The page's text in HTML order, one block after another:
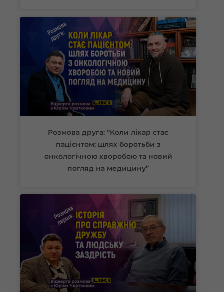
Розмова друга: “Коли лікар стає
пацієнтом: шлях боротьби з
онкологічною хворобою та новий
погляд на медицину”